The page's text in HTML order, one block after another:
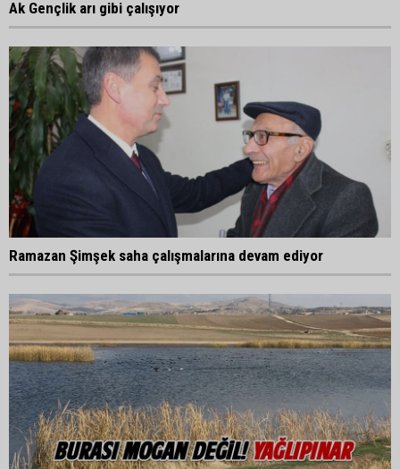
Ak Gençlik arı gibi çalışıyor
Ramazan Şimşek saha çalışmalarına devam ediyor